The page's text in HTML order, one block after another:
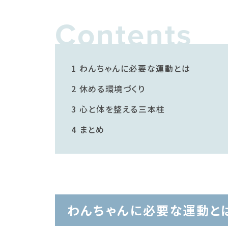
Contents
1 わんちゃんに必要な運動とは
2 休める環境づくり
3 心と体を整える三本柱
4 まとめ
わんちゃんに必要な運動と